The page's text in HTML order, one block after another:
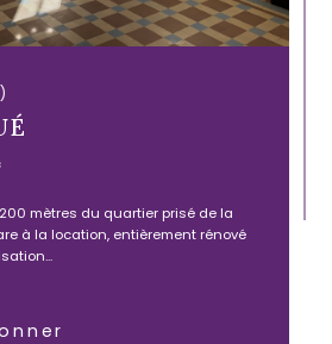
mètres du quartier prisé de la
à la location, entièrement rénové